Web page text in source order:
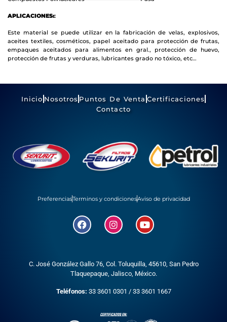
APLICACIONES::
Este material se puede utilizar en la fabricación de velas, explosivos,
aceites textiles, cosméticos, papel aceitado para protección de frutas,
empaques aceitados para alimentos en gral., protección de huevo,
protección de frutas y verduras, lubricantes grado no tóxico, etc…
Inicio Nosotros Puntos De Venta Certificaciones
Contacto
PreferenciasTerminos y condicionesAviso de privacidad
C. José González Gallo 76, Col. Toluquilla, 45610, San Pedro
Tlaquepaque, Jalisco, México.
Teléfonos: 33 3601 0301 / 33 3601 1667